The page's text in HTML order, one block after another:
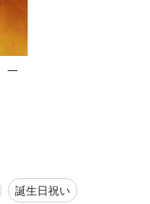
一
誕生日祝い